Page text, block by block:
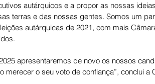
autárquicos e a propor as nossas
terras e das nossas gentes. Somos um
autárquicas de 2021, com mais
apresentaremos de novo os nossos
merecer o seu voto de confiança”, conclui a